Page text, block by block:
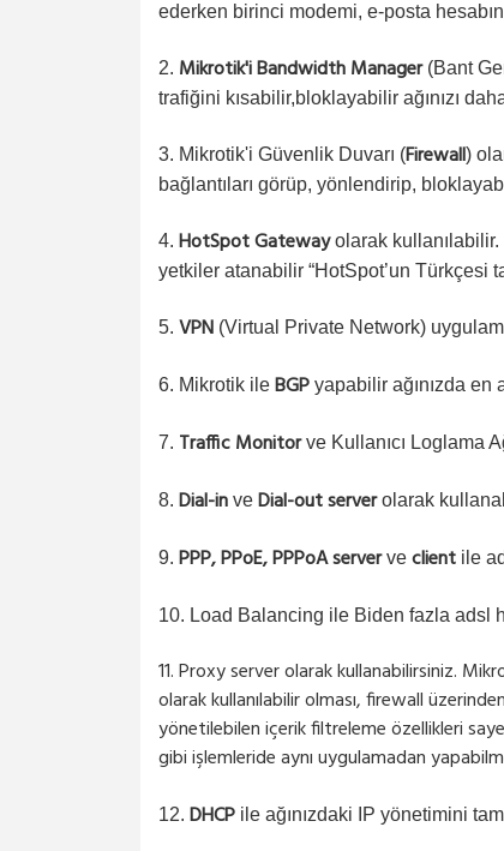
ederken birinci modemi, e-posta
2. Mikrotik'i Bandwidth Manager(Bant
trafiğini kısabilir,bloklayabilir ağınızı
3. Mikrotik'i Güvenlik Duvarı (Firewall)
bağlantıları görüp, yönlendirip,
4. HotSpot Gatewayolarak kullanılabilir.
yetkiler atanabilir “HotSpot’un Türkçesi
5. VPN (Virtual Private Network)
6. Mikrotik ile BGP yapabilir ağınızda
7. Traffic Monitorve Kullanıcı Loglama
8. Dial-in ve Dial-out serverolarak
9. PPP, PPoE, PPPoA serverve client ile
10. Load Balancing ile Biden fazla adsl
11. Proxy server olarak kullanabilirsiniz.
olarak kullanılabilir olması, firewall
yönetilebilen içerik filtreleme özellikleri
gibi işlemleride aynı uygulamadan
12. DHCP ile ağınızdaki IP yönetimini